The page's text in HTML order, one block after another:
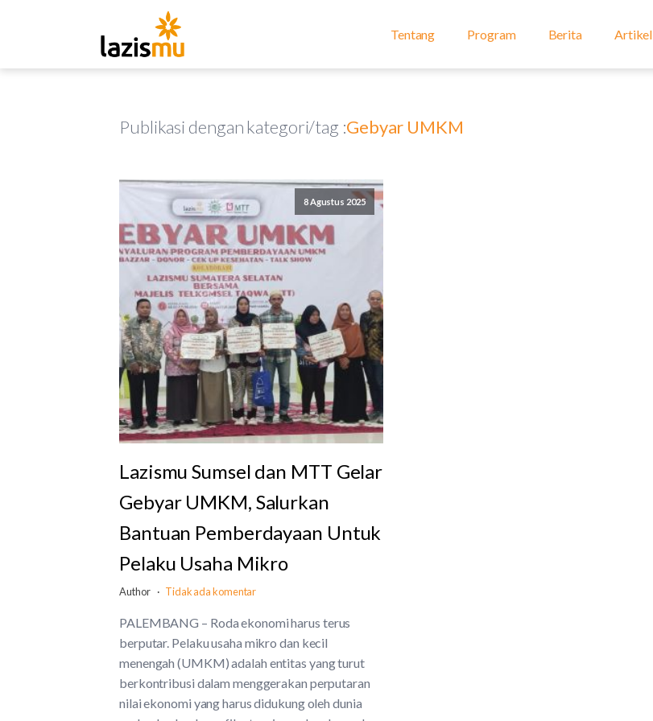
Tentang Program Berita Artikel
Publikasi dengan kategori/tag :Gebyar UMKM
8 Agustus 2025
Lazismu Sumsel dan MTT Gelar
Gebyar UMKM, Salurkan
Bantuan Pemberdayaan Untuk
Pelaku Usaha Mikro
Author Tidak ada komentar
PALEMBANG – Roda ekonomi harus terus
berputar. Pelaku usaha mikro dan kecil
menengah (UMKM) adalah entitas yang turut
berkontribusi dalam menggerakan perputaran
nilai ekonomi yang harus didukung oleh dunia